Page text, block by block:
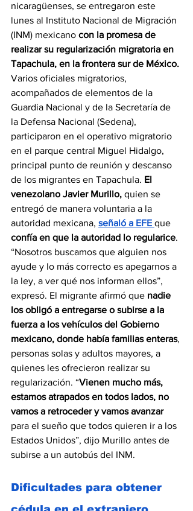
nicaragüenses, se entregaron este
lunes al Instituto Nacional de Migración
(INM) mexicano con la promesa de
realizar su regularización migratoria en
Tapachula, en la frontera sur de México.
Varios oficiales migratorios,
acompañados de elementos de la
Guardia Nacional y de la Secretaría de
la Defensa Nacional (Sedena),
participaron en el operativo migratorio
en el parque central Miguel Hidalgo,
principal punto de reunión y descanso
de los migrantes en Tapachula. El
venezolano Javier Murillo, quien se
entregó de manera voluntaria a la
autoridad mexicana, señaló a EFE que
confía en que la autoridad lo regularice.
“Nosotros buscamos que alguien nos
ayude y lo más correcto es apegarnos a
la ley, a ver qué nos informan ellos”,
expresó. El migrante afirmó que nadie
los obligó a entregarse o subirse a la
fuerza a los vehículos del Gobierno
mexicano, donde había familias enteras,
personas solas y adultos mayores, a
quienes les ofrecieron realizar su
regularización. “Vienen mucho más,
estamos atrapados en todos lados, no
vamos a retroceder y vamos avanzar
para el sueño que todos quieren ir a los
Estados Unidos”, dijo Murillo antes de
subirse a un autobús del INM.
Dificultades para obtener